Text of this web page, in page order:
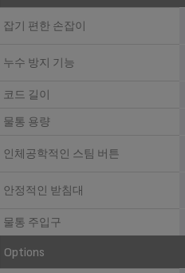
잡기 편한 손잡이
누수 방지 기능
코드 길이
물통 용량
인체공학적인 스팀 버튼
안정적인 받침대
물통 주입구
Options